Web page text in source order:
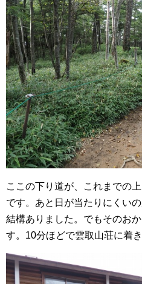
ここの下り道が、これまでの
です。あと日が当たりにくい
結構ありました。でもそのお
す。10分ほどで雲取山荘に着き